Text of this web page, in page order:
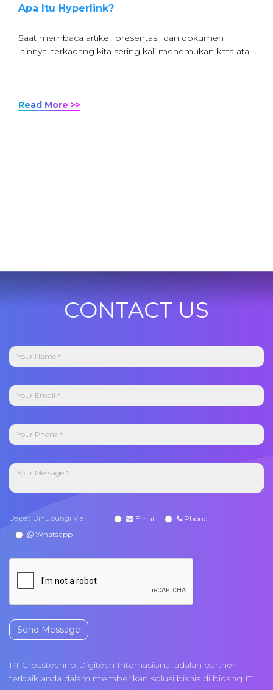
Apa Itu Hyperlink?
Saat membaca artikel, presentasi, dan dokumen
lainnya, terkadang kita sering kali menemukan kata ata…
Read More >>
CONTACT US
Dapat Dihubungi Via : Email
Phone
Whatsapp
Send Message
PT Crosstechno Digitech Internasional adalah partner
terbaik anda dalam memberikan solusi bisnis di bidang IT.